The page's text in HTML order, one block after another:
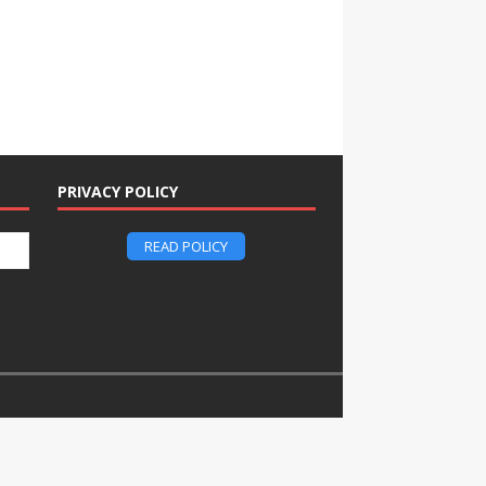
PRIVACY POLICY
READ POLICY